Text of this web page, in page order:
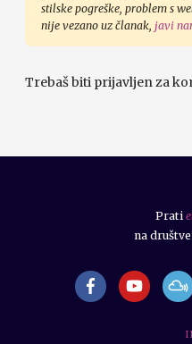
stilske pogreške, problem s
nije vezano uz članak, javi
Trebaš biti prijavljen za
I
Prati
na